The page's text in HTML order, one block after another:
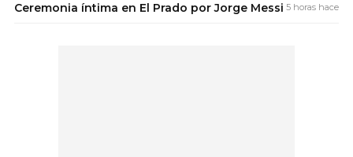
Ceremonia íntima en El Prado por Jorge Messi 5 horas hace